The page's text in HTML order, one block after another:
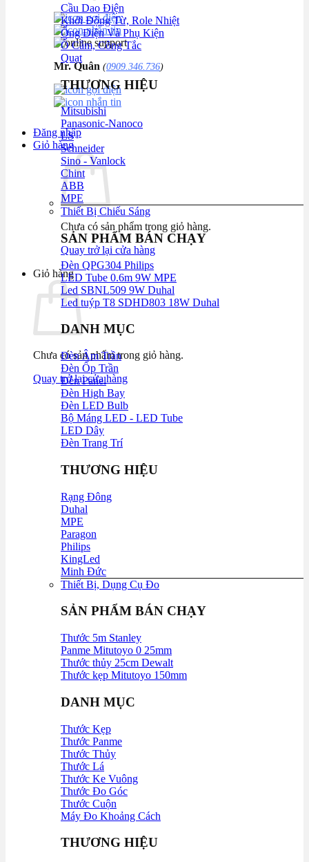
Mr. Quân (0909.346.736)
Đăng nhập
Giỏ hàng
Chưa có sản phẩm trong giỏ hàng.
Quay trở lại cửa hàng
Giỏ hàng
Chưa có sản phẩm trong giỏ hàng.
Quay trở lại cửa hàng
Cầu Dao Điện
Khởi Động Từ, Role Nhiệt
Ống Điện Và Phụ Kiện
Ổ Cắm, Công Tắc
Quạt
THƯƠNG HIỆU
Mitsubishi
Panasonic-Nanoco
LS
Schneider
Sino - Vanlock
Chint
ABB
MPE
Thiết Bị Chiếu Sáng
SẢN PHẨM BÁN CHẠY
Đèn QPG304 Philips
LED Tube 0.6m 9W MPE
Led SBNL509 9W Duhal
Led tuýp T8 SDHD803 18W Duhal
DANH MỤC
Đèn Âm Trần
Đèn Ốp Trần
Đèn Panel
Đèn High Bay
Đèn LED Bulb
Bộ Máng LED - LED Tube
LED Dây
Đèn Trang Trí
THƯƠNG HIỆU
Rạng Đông
Duhal
MPE
Paragon
Philips
KingLed
Minh Đức
Thiết Bị, Dụng Cụ Đo
SẢN PHẨM BÁN CHẠY
Thước 5m Stanley
Panme Mitutoyo 0 25mm
Thước thủy 25cm Dewalt
Thước kẹp Mitutoyo 150mm
DANH MỤC
Thước Kẹp
Thước Panme
Thước Thủy
Thước Lá
Thước Ke Vuông
Thước Đo Góc
Thước Cuộn
Máy Đo Khoảng Cách
THƯƠNG HIỆU